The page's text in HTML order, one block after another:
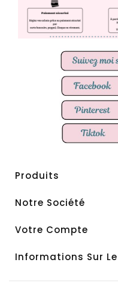
Produits
Notre Société
Votre Compte
Informations Sur